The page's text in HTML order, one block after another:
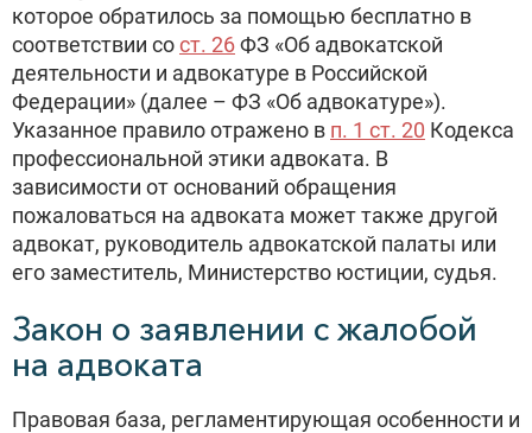
которое обратилось за помощью бесплатно в
соответствии сост. 26ФЗ «Об адвокатской
деятельности и адвокатуре в Российской
Федерации» (далее – ФЗ «Об адвокатуре»).
Указанное правило отражено в п. 1 ст. 20 Кодекса
профессиональной этики адвоката. В
зависимости от оснований обращения
пожаловаться на адвоката может также другой
адвокат, руководитель адвокатской палаты или
его заместитель, Министерство юстиции, судья.
Закон о заявлении с жалобой
на адвоката
Правовая база, регламентирующая особенности и